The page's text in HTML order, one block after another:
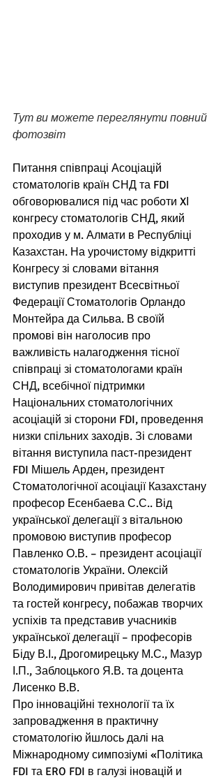
Тут ви можете переглянути повний
фотозвіт
Питання співпраці Асоціацій
стоматологів країн СНД та FDI
обговорювалися під час роботи XІ
конгресу стоматологів СНД, який
проходив у м. Алмати в Республіці
Казахстан. На урочистому відкритті
Конгресу зі словами вітання
виступив президент Всесвітньої
Федерації Стоматологів Орландо
Монтейра да Сильва. В своїй
промові він наголосив про
важливість налагодження тісної
співпраці зі стоматологами країн
СНД, всебічної підтримки
Національних стоматологічних
асоціацій зі сторони FDI, проведення
низки спільних заходів. Зі словами
вітання виступила паст-президент
FDI Мішель Арден, президент
Стоматологічної асоціації Казахстану
професор Есенбаева С.С.. Від
української делегації з вітальною
промовою виступив професор
Павленко О.В. – президент асоціації
стоматологів України. Олексій
Володимирович привітав делегатів
та гостей конгресу, побажав творчих
успіхів та представив учасників
української делегації – професорів
Біду В.І., Дрогомирецьку М.С., Мазур
І.П., Заблоцького Я.В. та доцента
Лисенко В.В.
Про інноваційні технології та їх
запровадження в практичну
стоматологію йшлось далі на
Міжнародному симпозіумі «Політика
FDI та ERO FDI в галузі іновацій и